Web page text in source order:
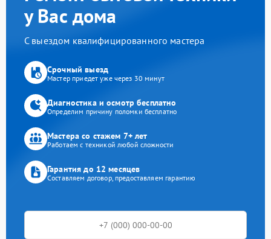
у Вас дома
С выездом квалифицированного мастера
Срочный выезд
Мастер приедет уже через 30 минут
Диагностика и осмотр бесплатно
Определим причину поломки бесплатно
Мастера со стажем 7+ лет
Работаем с техникой любой сложности
Гарантия до 12 месяцев
Составляем договор, предоставляем гарантию